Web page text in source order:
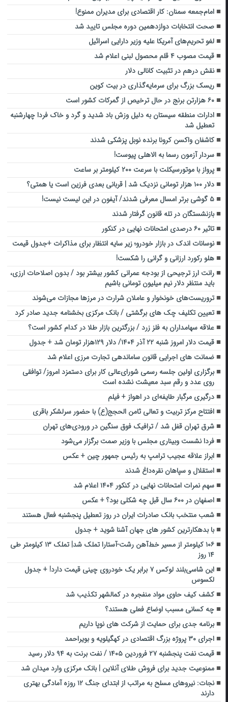
امام‌جمعه سمنان: کار اقتصادی برای مدیران ممنوع!
صحت انتخابات دوازدهمین دوره مجلس تایید شد
لغو تحریم‌های آمریکا علیه وزیر دارایی اسرائیل
قیمت‌ مصوب ۴ قلم محصول لبنی اعلام شد
نقش درهم در تثبیت کانالی دلار
ریسک بزرگ برای سرمایه‌گذاری در بیت کوین
۶۰ هزارتن برنج در حال ترخیص از گمرکات کشور است
ادارات منطقه سیستان به دلیل وزش باد شدید و گرد و خاک فردا چهارشنبه
تعطیل شد
کاشفان واکسن کرونا برنده نوبل پزشکی شدند
سردار آزمون رسما به الاهلی پیوست!
پرواز با موتورسیکلت با سرعت ۲۰۰ کیلومتر بر ساعت
دلار ۱۰۰ هزار تومانی نزدیک شد | قربانی بعدی فرزین است یا همتی؟
۵ گوشی برتر امسال معرفی شدند/ آیفون در این لیست نیست!
بازنشستگان در تله قانون گرفتار شدند
تاثیر ۶۰ درصدی امتحانات نهایی در کنکور
نوسانات اندک در بازار خودرو؛ زیر سایه انتظار برای مذاکرات +جدول قیمت
هلو رکورد ارزانی و گرانی را شکست!
رانت ارز ترجیحی از بودجه عمرانی کشور بیشتر بود / بدون اصلاحات ارزی،
باید منتظر دلار نیم میلیون تومانی باشیم
تروریست‌های خونخوار و عاملان شرارت در مرزها مجازات می‌شوند
تعیین تکلیف چک های برگشتی / بانک مرکزی بخشنامه جدید صادر کرد
علاقه سهامداران به فلز زرد / بزرگترین بازار طلا در کدام کشور است؟
قیمت دلار امروز شنبه ۲۲ آذر ۱۴۰۴/ دلار ۱۲۹هزار تومان شد + جدول
ضمانت‌ های اجرایی قانون ساماندهی تجارت مرزی اعلام شد
برگزاری اولین جلسه رسمی شورای‌عالی کار برای دستمزد امروز/ توافقی
روی عدد و رقم سبد معیشت نشده است
درگیری مرگبار طایفه‌ای در اهواز + فیلم
افتتاح مرکز تربیت و تعالی ثامن الحجج(ع) با حضور سرلشکر باقری
شرق تهران قفل شد / ترافیک فوق سنگین در ورودی‌های تهران
فردا نشست وبیناری مجلس با وزیر صمت برگزار می‌شود
ابراز علاقه عجیب ترامپ به رئیس جمهور چین + عکس
استقلال و سپاهان نقره‌داغ شدند
سهم نمرات امتحانات نهایی در کنکور ۱۴۰۴ اعلام شد
اصفهان در ۶۰۰ سال قبل چه شکلی بود؟ + عکس
شعب منتخب بانک صادرات ایران در روز تعطیل پنجشنبه فعال هستند
با بدهکارترین کشور های جهان آشنا شوید + جدول
۱۰۶ کیلومتر از مسیر خط‌آهن رشت-آستارا تملک شد| تملک ۱۳ کیلومتر طی
۱۴ روز
این شاسی‌بلند لوکس ۷ برابر یک خودروی چینی قیمت دارد! + جدول
لکسوس
کشف کیف حاوی مواد منفجره در کمالشهر تکذیب شد
چه کسانی مسبب اوضاع فعلی هستند؟
برنامه جدی برای حمایت از شرکت های نوپا داریم
اجرای ۳۰ پروژه بزرگ اقتصادی در کهگیلویه و بویراحمد
قیمت نفت پنجشنبه ۲۷ فروردین ۱۴۰۵ / نفت برنت به ۹۴ دلار رسید
ممنوعیت جدید برای فروش طلای آنلاین | بانک مرکزی وارد میدان شد
نجات: نیروهای مسلح به مراتب از ابتدای جنگ ۱۲ روزه آمادگی بهتری
دارند